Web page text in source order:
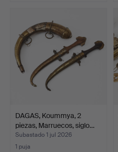
DAGAS, Koummya, 2
piezas, Marruecos, siglo…
Subastado 1 jul 2026
1 puja